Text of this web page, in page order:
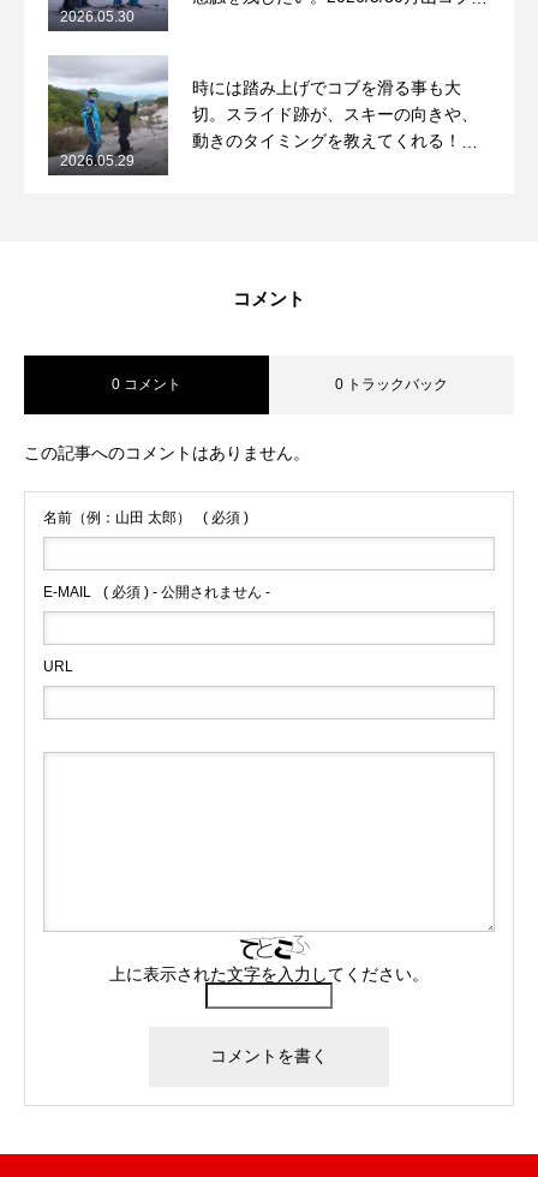
2026.05.30
時には踏み上げでコブを滑る事も大
切。スライド跡が、スキーの向きや、
動きのタイミングを教えてくれる！
2026.05.29
コメント
0 コメント 0 トラックバック
この記事へのコメントはありません。
名前（例：山田 太郎） ( 必須 )
E-MAIL ( 必須 ) - 公開されません -
URL
上に表示された文字を入力してください。